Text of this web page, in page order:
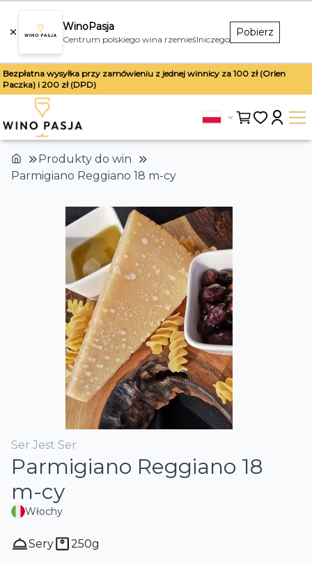
WinoPasja
Centrum polskiego wina rzemieślniczego
Pobierz
Bezpłatna wysyłka przy zamówieniu z jednej winnicy za 100 zł (Orlen
Paczka) i 200 zł (DPD)
Produkty do win
Parmigiano Reggiano 18 m-cy
Ser Jest Ser
Parmigiano Reggiano 18
m-cy
Włochy
Sery 250g